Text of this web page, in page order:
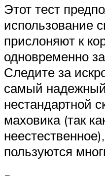
Этот тест
использование
прислоняют к
одновременно
Следите за
самый
нестандартной
маховика (так
пользуются